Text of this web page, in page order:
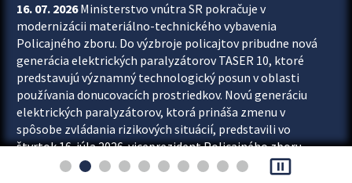
16. 07. 2026Ministerstvo vnútra SR pokračuje v
modernizácii materiálno-technického vybavenia
Policajného zboru. Do výzbroje policajtov pribudne nová
generácia elektrických paralyzátorov TASER 10, ktoré
predstavujú významný technologický posun v oblasti
používania donucovacích prostriedkov. Novú generáciu
elektrických paralyzátorov, ktorá prináša zmenu v
spôsobe zvládania rizikových situácií, predstavili vo
štvrtok 16. júla 2026 viceprezident Policajného zboru
Rastislav Polakovič a riaditeľ odboru výcviku...
pause_presentation